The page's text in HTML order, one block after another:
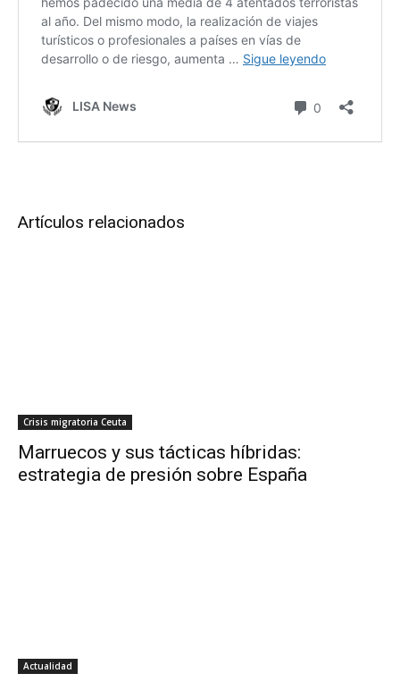
Artículos relacionados
Crisis migratoria Ceuta
Marruecos y sus tácticas híbridas:
estrategia de presión sobre España
Actualidad